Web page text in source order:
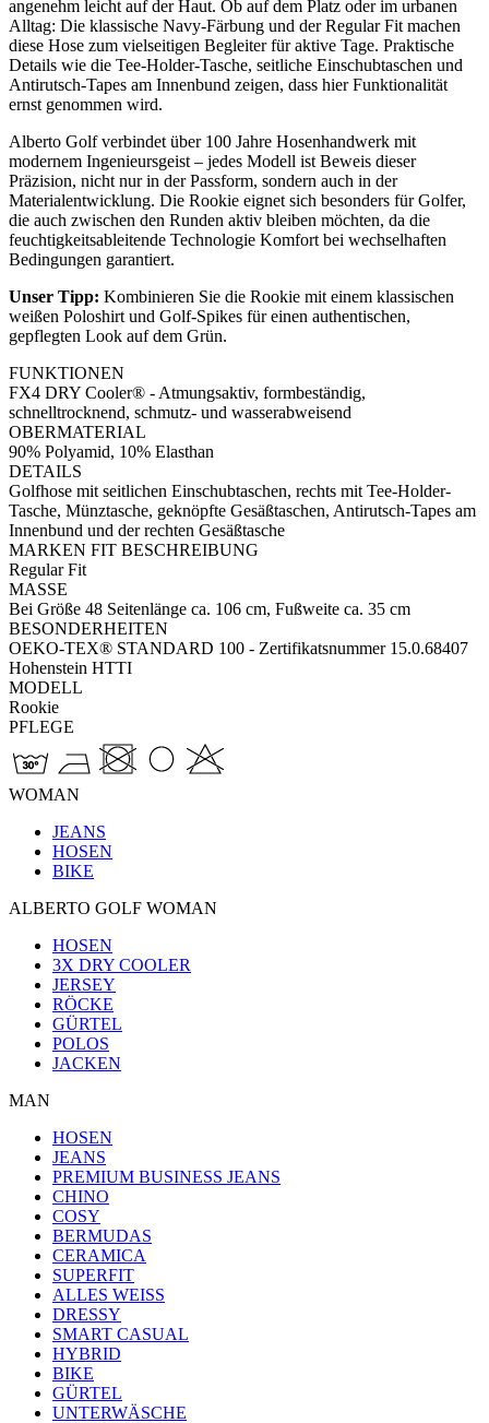
angenehm leicht auf der Haut. Ob auf dem Platz oder im urbanen
Alltag: Die klassische Navy-Färbung und der Regular Fit machen
diese Hose zum vielseitigen Begleiter für aktive Tage. Praktische
Details wie die Tee-Holder-Tasche, seitliche Einschubtaschen und
Antirutsch-Tapes am Innenbund zeigen, dass hier Funktionalität
ernst genommen wird.
Alberto Golf verbindet über 100 Jahre Hosenhandwerk mit
modernem Ingenieursgeist – jedes Modell ist Beweis dieser
Präzision, nicht nur in der Passform, sondern auch in der
Materialentwicklung. Die Rookie eignet sich besonders für Golfer,
die auch zwischen den Runden aktiv bleiben möchten, da die
feuchtigkeitsableitende Technologie Komfort bei wechselhaften
Bedingungen garantiert.
Unser Tipp: Kombinieren Sie die Rookie mit einem klassischen
weißen Poloshirt und Golf-Spikes für einen authentischen,
gepflegten Look auf dem Grün.
FUNKTIONEN
FX4 DRY Cooler® - Atmungsaktiv, formbeständig,
schnelltrocknend, schmutz- und wasserabweisend
OBERMATERIAL
90% Polyamid, 10% Elasthan
DETAILS
Golfhose mit seitlichen Einschubtaschen, rechts mit Tee-Holder-
Tasche, Münztasche, geknöpfte Gesäßtaschen, Antirutsch-Tapes am
Innenbund und der rechten Gesäßtasche
MARKEN FIT BESCHREIBUNG
Regular Fit
MASSE
Bei Größe 48 Seitenlänge ca. 106 cm, Fußweite ca. 35 cm
BESONDERHEITEN
OEKO-TEX® STANDARD 100 - Zertifikatsnummer 15.0.68407
Hohenstein HTTI
MODELL
Rookie
PFLEGE
WOMAN
JEANS
HOSEN
BIKE
ALBERTO GOLF WOMAN
HOSEN
3X DRY COOLER
JERSEY
RÖCKE
GÜRTEL
POLOS
JACKEN
MAN
HOSEN
JEANS
PREMIUM BUSINESS JEANS
CHINO
COSY
BERMUDAS
CERAMICA
SUPERFIT
ALLES WEISS
DRESSY
SMART CASUAL
HYBRID
BIKE
GÜRTEL
UNTERWÄSCHE